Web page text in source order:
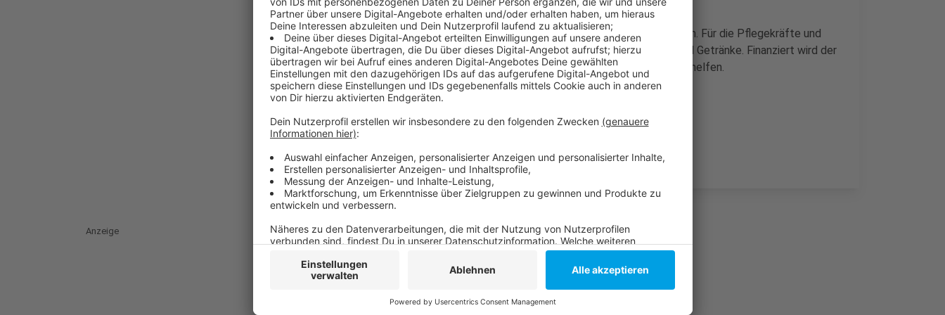
In der Mittagszeit steht der Truck vor der Sanaklinik in Gerresheim. Für die Pflegekräfte und
das Krankenhauspersonal gibt es Burger, vegetarisches Essen und Getränke. Finanziert wird der
"Danke Food Truck" von einigen Sponsoren, aber auch wir können helfen.
Mehr Infoshier.
Anzeige
Anzeige